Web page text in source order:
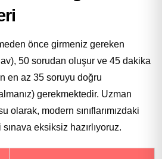
önce girmeniz gereken
50 sorudan oluşur ve 45 dakika
en az 35 soruyu doğru
gerekmektedir. Uzman
olarak, modern sınıflarımızdaki
eksiksiz hazırlıyoruz.